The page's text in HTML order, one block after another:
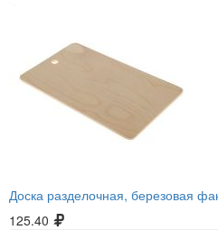
Доска разделочная, березовая
125.40